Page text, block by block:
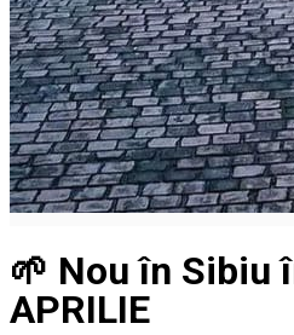
🌱 Nou în Sibiu
APRILIE